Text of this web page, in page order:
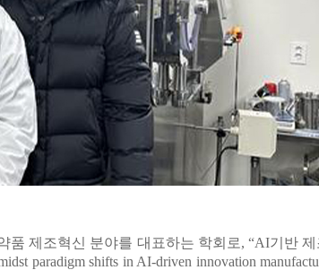
제조혁신 분야를 대표하는 학회로, “AI기반
paradigm shifts in AI-driven innovation